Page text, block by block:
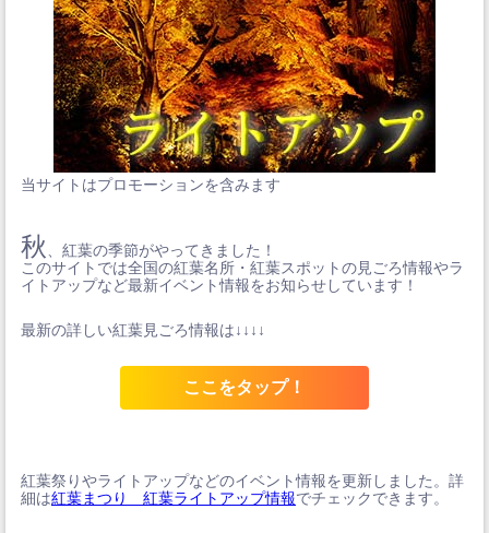
当サイトはプロモーションを含みます
秋
、紅葉の季節がやってきました！
このサイトでは全国の紅葉名所・紅葉スポットの見ごろ情報やラ
イトアップなど最新イベント情報をお知らせしています！
最新の詳しい紅葉見ごろ情報は↓↓↓↓
ここをタップ！
紅葉祭りやライトアップなどのイベント情報を更新しました。詳
細は紅葉まつり 紅葉ライトアップ情報でチェックできます。